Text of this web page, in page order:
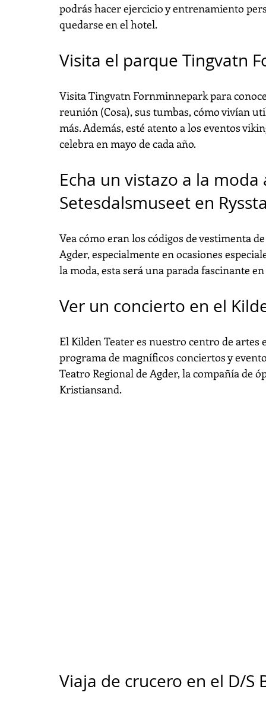
podrás hacer ejercicio y entrenamiento
quedarse en el hotel.
Visita el parque Tingvatn
Visita Tingvatn Fornminnepark para
reunión (Cosa), sus tumbas, cómo vivían
más. Además, esté atento a los eventos
celebra en mayo de cada año.
Echa un vistazo a la
Setesdalsmuseet en
Vea cómo eran los códigos de vestimenta
Agder, especialmente en ocasiones
la moda, esta será una parada fascinante
Ver un concierto en el
El Kilden Teater es nuestro centro de
programa de magníficos conciertos y
Teatro Regional de Agder, la compañía de
Kristiansand.
Viaja de crucero en el D/S